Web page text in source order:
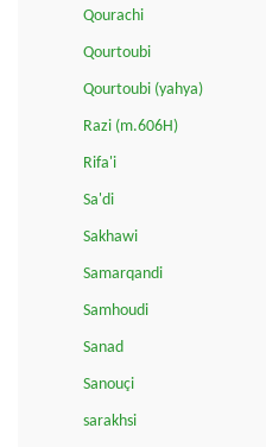
Qourachi
Qourtoubi
Qourtoubi (yahya)
Razi (m.606H)
Rifa'i
Sa'di
Sakhawi
Samarqandi
Samhoudi
Sanad
Sanouçi
sarakhsi